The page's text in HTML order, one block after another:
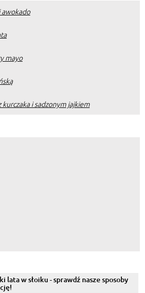
awokado
mayo
i sadzonym jajkiem
lata w słoiku - sprawdź nasze sposoby